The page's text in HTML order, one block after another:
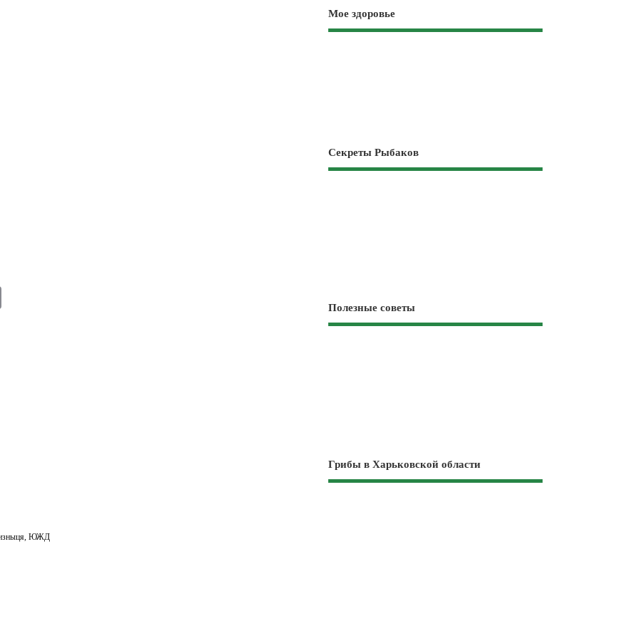
,ЮЖД
Мое здоровье
Секреты Рыбаков
Полезные советы
Грибы в Харьковской области